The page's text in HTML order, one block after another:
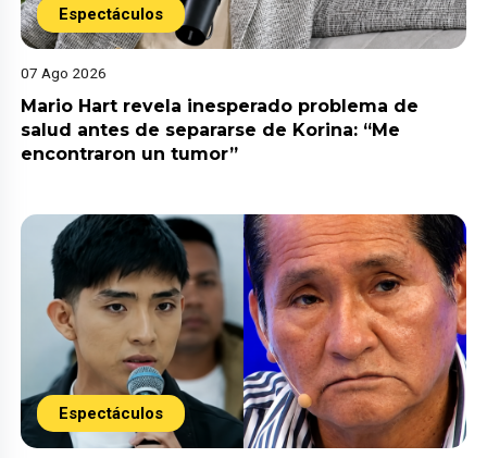
Espectáculos
07 Ago 2026
Mario Hart revela inesperado problema de
salud antes de separarse de Korina: “Me
encontraron un tumor”
Espectáculos